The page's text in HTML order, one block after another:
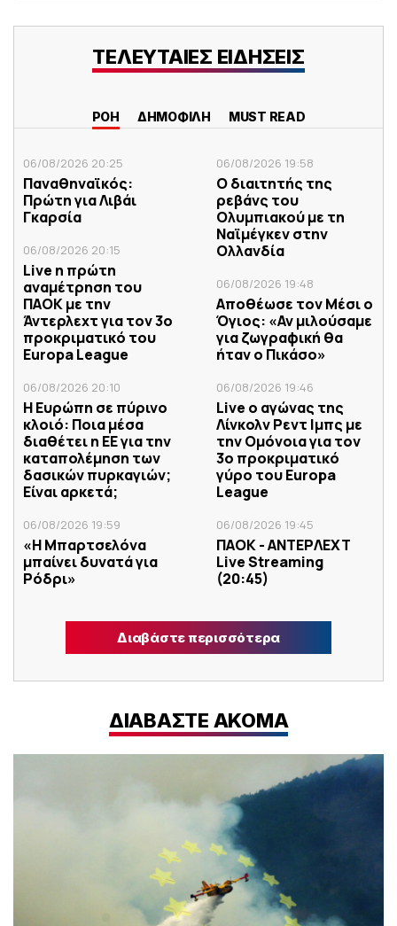
ΤΕΛΕΥΤΑΙΕΣ ΕΙΔΗΣΕΙΣ
ΡΟΗ ΔΗΜΟΦΙΛΗ MUST READ
06/08/2026 20:25
Παναθηναϊκός:
Πρώτη για Λιβάι
Γκαρσία
06/08/2026 20:15
Live η πρώτη
αναμέτρηση του
ΠΑΟΚ με την
Άντερλεχτ για τον 3ο
προκριματικό του
Europa League
06/08/2026 20:10
Η Ευρώπη σε πύρινο
κλοιό: Ποια μέσα
διαθέτει η ΕΕ για την
καταπολέμηση των
δασικών πυρκαγιών;
Είναι αρκετά;
06/08/2026 19:59
«Η Μπαρτσελόνα
μπαίνει δυνατά για
Ρόδρι»
06/08/2026 19:58
Ο διαιτητής της
ρεβάνς του
Ολυμπιακού με τη
Ναϊμέγκεν στην
Ολλανδία
06/08/2026 19:48
Αποθέωσε τον Μέσι ο
Όγιος: «Αν μιλούσαμε
για ζωγραφική θα
ήταν ο Πικάσο»
06/08/2026 19:46
Live ο αγώνας της
Λίνκολν Ρεντ Ιμπς με
την Ομόνοια για τον
3ο προκριματικό
γύρο του Europa
League
06/08/2026 19:45
ΠΑΟΚ - ΑΝΤΕΡΛΕΧΤ
Live Streaming
(20:45)
Διαβάστε περισσότερα
ΔΙΑΒΑΣΤΕ ΑΚΟΜΑ